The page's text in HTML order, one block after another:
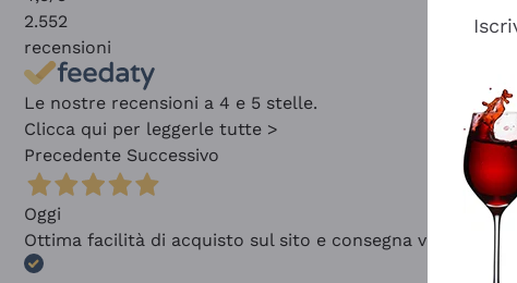
2.552
recensioni
Le nostre recensioni a 4 e 5 stelle.
Clicca qui per leggerle tutte >
Precedente Successivo
Oggi
Ottima facilità di acquisto sul sito e consegna velocissima